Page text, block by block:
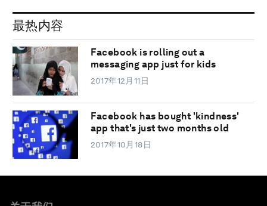
最热内容
Facebook is rolling out a
messaging app just for kids
2017年12月11日
Facebook has bought 'kindness'
app that's just two months old
2017年10月18日